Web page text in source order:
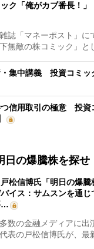
ック「俺がカブ番長！」
誌「マネーポスト」に
無敵の株コミック」と
集中講義 投資コミッ
信用取引の極意 投資
日の爆騰株を探せ
戸松信博氏「明日の爆
イス：サムスンを通
…
数の金融メディアに出
表の戸松信博氏が、最